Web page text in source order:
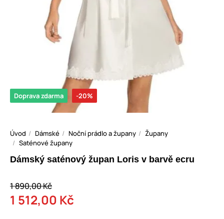
Doprava zdarma -20%
Úvod Dámské Noční prádlo a župany
Župany
Saténové župany
Dámský saténový župan Loris v barvě ecru
1 890,00 Kč
1 512,00 Kč